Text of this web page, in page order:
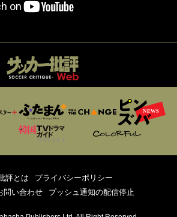
評とは
プライバシーポリシー
問い合わせ プッシュ通知の配信停止